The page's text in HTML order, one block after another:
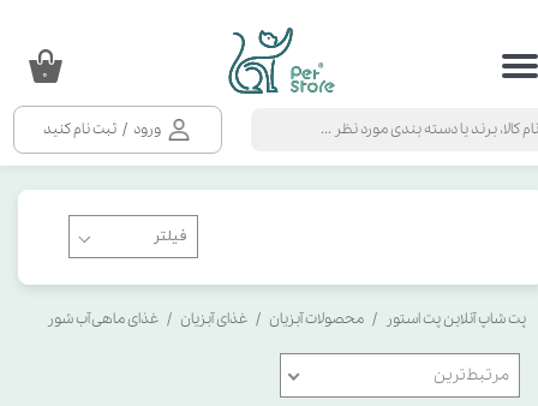
ورود / ثبت نام کنید
حساب کاربری من
سفارشات
۰
پت شاپ آنلاین پت استور محصولات آبزیان غذای آبزیان غذای ماهی آب شور
مرتبط‌ترین